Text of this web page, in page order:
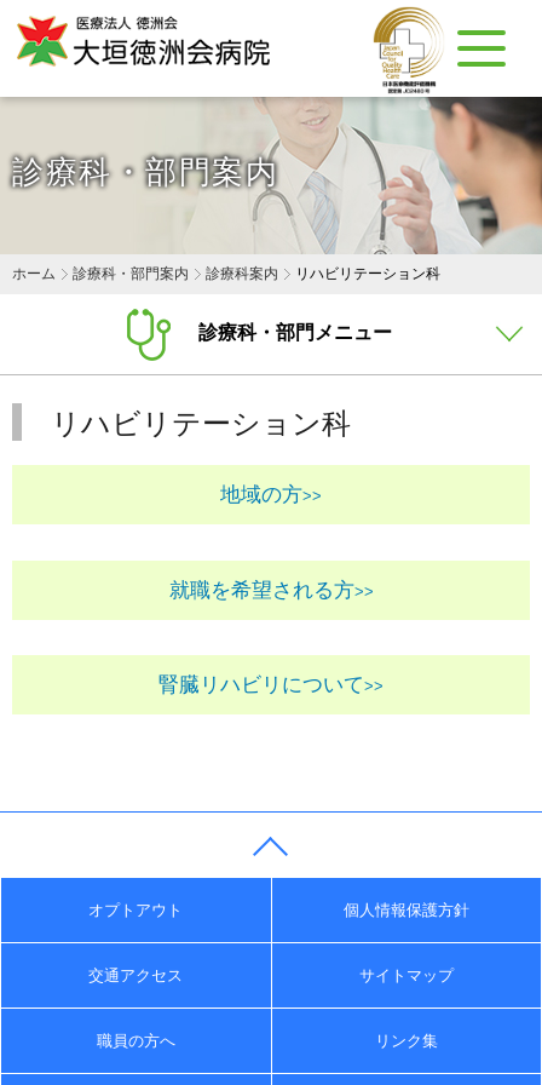
診療科・部門案内
ホーム 診療科・部門案内 診療科案内 リハビリテーション科
リハビリテーション科
地域の方>>
就職を希望される方>>
腎臓リハビリについて>>
診療科・部門メニュー
オプトアウト 個人情報保護方針
交通アクセス サイトマップ
職員の方へ リンク集